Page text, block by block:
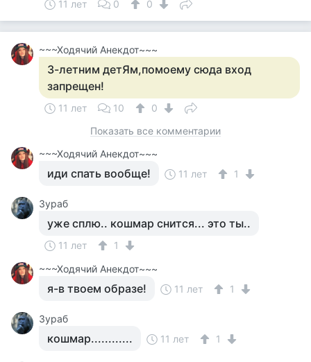
11 лет 0 0
~~~Ходячий Анекдот~~~
3-летним детЯм,помоему сюда вход
запрещен!
11 лет 10
0
Показать все комментарии
~~~Ходячий Анекдот~~~
иди спать вообще! 11 лет 1
Зураб
уже сплю.. кошмар снится... это ты..
11 лет
1
~~~Ходячий Анекдот~~~
я-в твоем образе! 11 лет 1
Зураб
кошмар............ 11 лет 1